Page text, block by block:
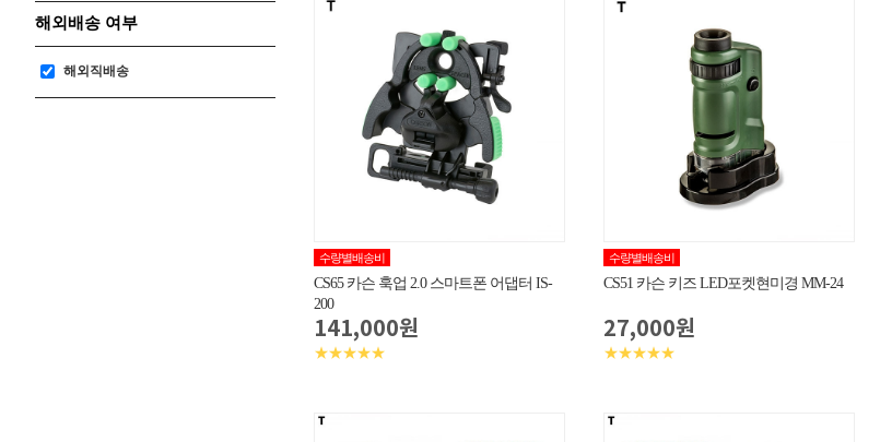
해외배송 여부
해외직배송
수량별배송비
CS65 카슨 훅업 2.0 스마트폰 어댑터 IS-
200
141,000원
★★★★★
수량별배송비
CS51 카슨 키즈 LED포켓현미경 MM-24
27,000원
★★★★★